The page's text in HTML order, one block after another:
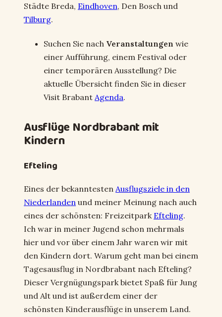
Städte Breda, Eindhoven, Den Bosch und
Tilburg.
Suchen Sie nach Veranstaltungen wie
einer Aufführung, einem Festival oder
einer temporären Ausstellung? Die
aktuelle Übersicht finden Sie in dieser
Visit Brabant Agenda.
Ausflüge Nordbrabant mit
Kindern
Efteling
Eines der bekanntesten Ausflugsziele in den
Niederlanden und meiner Meinung nach auch
eines der schönsten: Freizeitpark Efteling.
Ich war in meiner Jugend schon mehrmals
hier und vor über einem Jahr waren wir mit
den Kindern dort. Warum geht man bei einem
Tagesausflug in Nordbrabant nach Efteling?
Dieser Vergnügungspark bietet Spaß für Jung
und Alt und ist außerdem einer der
schönsten Kinderausflüge in unserem Land.